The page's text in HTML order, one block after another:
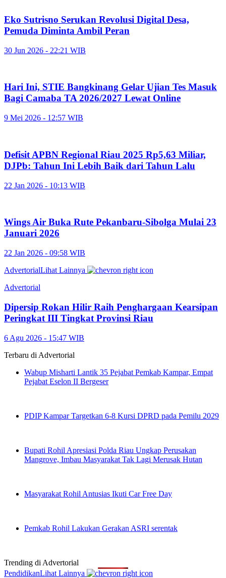
Eko Sutrisno Serukan Revolusi Digital Desa,
Pemuda Diminta Ambil Peran
30 Jun 2026 - 22:21 WIB
Hari Ini, STIE Bangkinang Gelar Ujian Tes Masuk
Bagi Camaba TA 2026/2027 Lewat Online
9 Mei 2026 - 12:57 WIB
Defisit APBN Regional Riau 2025 Rp5,63 Miliar,
DJPb: Tahun Ini Lebih Baik dari Tahun Lalu
22 Jan 2026 - 10:13 WIB
Wings Air Buka Rute Pekanbaru-Sibolga Mulai 23
Januari 2026
22 Jan 2026 - 09:58 WIB
AdvertorialLihat Lainnya
Advertorial
Dipersip Rokan Hilir Raih Penghargaan Kearsipan
Peringkat III Tingkat Provinsi Riau
6 Agu 2026 - 15:47 WIB
Terbaru di Advertorial
Wabup Misharti Lantik 35 Pejabat Pemkab Kampar, Empat
Pejabat Eselon II Bergeser
PDIP Kampar Targetkan 6-8 Kursi DPRD pada Pemilu 2029
Bupati Rohil Apresiasi Polda Riau Ungkap Perusakan
Mangrove, Imbau Masyarakat Tak Lagi Merusak Hutan
Masyarakat Rohil Antusias Ikuti Car Free Day
Pemkab Rohil Lakukan Gerakan ASRI serentak
Trending di Advertorial
PendidikanLihat Lainnya